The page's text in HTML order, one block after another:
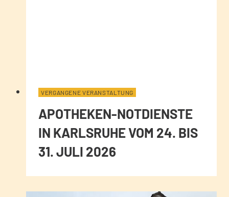
VERGANGENE VERANSTALTUNG
APOTHEKEN-NOTDIENSTE
IN KARLSRUHE VOM 24. BIS
31. JULI 2026